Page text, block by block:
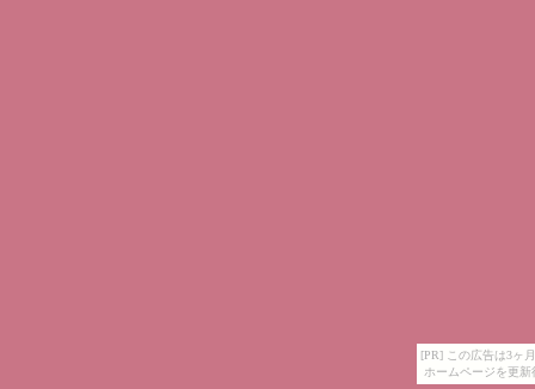
[PR] この広告は3ヶ
ホームページを更